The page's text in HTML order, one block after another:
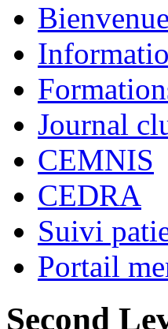
Bienvenue
Journal
CEMNIS
CEDRA
Suivi
Portail
Second